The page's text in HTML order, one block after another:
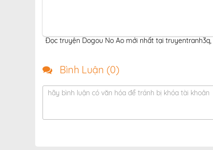
Đọc truyện Dogou No Ao mới nhất tại truyentranh3q,
Bình Luận (0)
hãy bình luận có văn hóa để tránh bị khóa tài khoản